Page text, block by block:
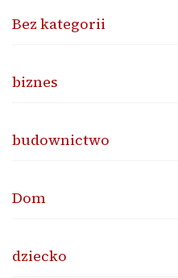
Bez kategorii
biznes
budownictwo
Dom
dziecko